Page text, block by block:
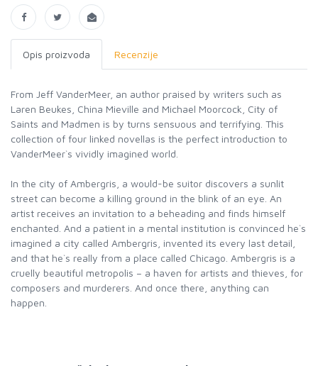
Opis proizvoda Recenzije
From Jeff VanderMeer, an author praised by writers such as
Laren Beukes, China Mieville and Michael Moorcock, City of
Saints and Madmen is by turns sensuous and terrifying. This
collection of four linked novellas is the perfect introduction to
VanderMeer`s vividly imagined world.
In the city of Ambergris, a would-be suitor discovers a sunlit
street can become a killing ground in the blink of an eye. An
artist receives an invitation to a beheading and finds himself
enchanted. And a patient in a mental institution is convinced he`s
imagined a city called Ambergris, invented its every last detail,
and that he`s really from a place called Chicago. Ambergris is a
cruelly beautiful metropolis – a haven for artists and thieves, for
composers and murderers. And once there, anything can
happen.